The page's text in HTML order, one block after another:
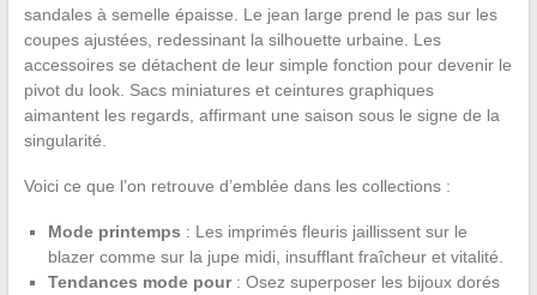
sandales à semelle épaisse. Le jean large prend le pas sur les
coupes ajustées, redessinant la silhouette urbaine. Les
accessoires se détachent de leur simple fonction pour devenir le
pivot du look. Sacs miniatures et ceintures graphiques
aimantent les regards, affirmant une saison sous le signe de la
singularité.
Voici ce que l’on retrouve d’emblée dans les collections :
Mode printemps : Les imprimés fleuris jaillissent sur le
blazer comme sur la jupe midi, insufflant fraîcheur et vitalité.
Tendances mode pour: Osez superposer les bijoux dorés